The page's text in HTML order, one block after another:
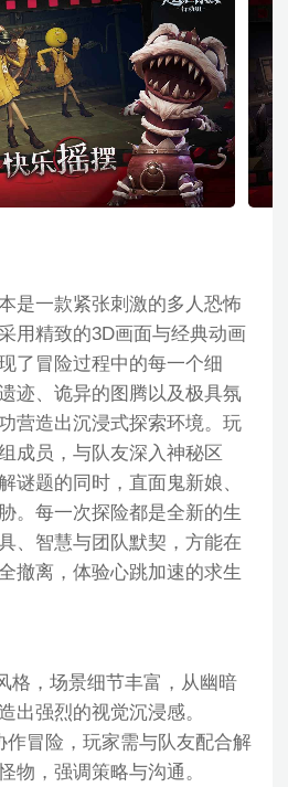
是一款紧张刺激的多人恐怖
用精致的3D画面与经典动画
了冒险过程中的每一个细
迹、诡异的图腾以及极具氛
营造出沉浸式探索环境。玩
成员，与队友深入神秘区
谜题的同时，直面鬼新娘、
。每一次探险都是全新的生
、智慧与团队默契，方能在
撤离，体验心跳加速的求生
格，场景细节丰富，从幽暗
出强烈的视觉沉浸感。
作冒险，玩家需与队友配合解
物，强调策略与沟通。